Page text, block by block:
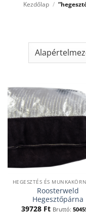
Kezdőlap /
Roosterweld
Hegesztőpárna
39728 Ft Bruttó: